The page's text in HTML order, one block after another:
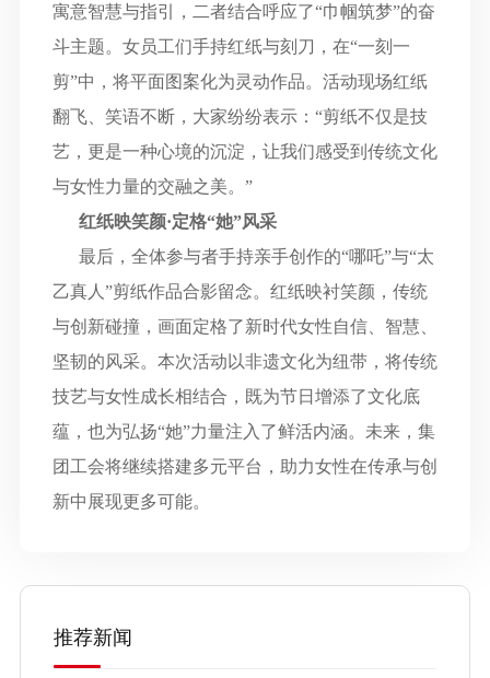
寓意智慧与指引，二者结合呼应了“巾帼筑梦”的奋
斗主题。女员工们手持红纸与刻刀，在“一刻一
剪”中，将平面图案化为灵动作品。活动现场红纸
翻飞、笑语不断，大家纷纷表示： “剪纸不仅是技
艺，更是一种心境的沉淀，让我们感受到传统文化
与女性力量的交融之美。 ”
红纸映笑颜·定格“她”风采
最后，全体参与者手持亲手创作的“哪吒”与“太
乙真人 ”剪纸作品合影留念。红纸映衬笑颜，传统
与创新碰撞，画面定格了新时代女性自信、智慧、
坚韧的风采。本次活动以非遗文化为纽带，将传统
技艺与女性成长相结合，既为节日增添了文化底
蕴，也为弘扬“她”力量注入了鲜活内涵。未来，集
团工会将继续搭建多元平台，助力女性在传承与创
新中展现更多可能。
推荐新闻